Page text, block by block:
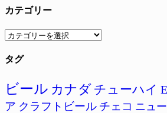
カテゴリー
カ
ゴ
ー
タグ
ビール カナダ チューハイ
ア クラフトビール チェコ ニュ